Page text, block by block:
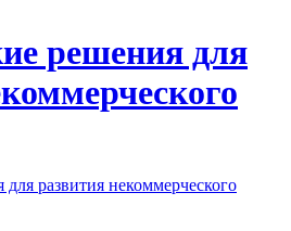
решения для